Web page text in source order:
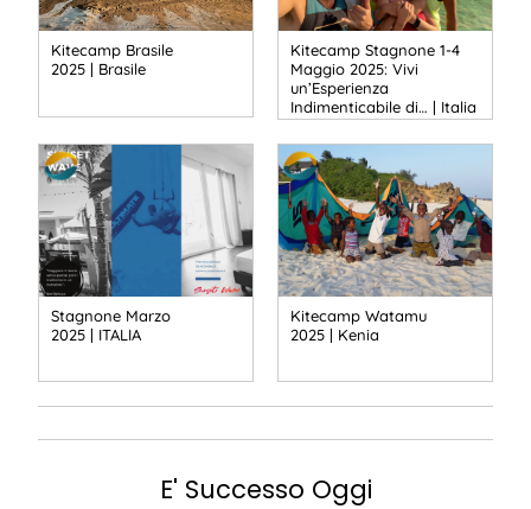
Kitecamp Brasile
2025 | Brasile
Kitecamp Stagnone 1-4
Maggio 2025: Vivi
un’Esperienza
Indimenticabile di… | Italia
Stagnone Marzo
2025 | ITALIA
Kitecamp Watamu
2025 | Kenia
E' Successo Oggi